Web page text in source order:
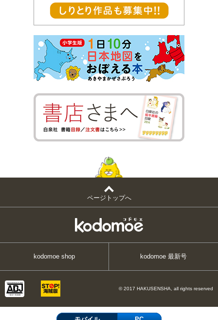
ページトップへ
kodomoe shop kodomoe 最新号
© 2017 HAKUSENSHA, all rights reserved